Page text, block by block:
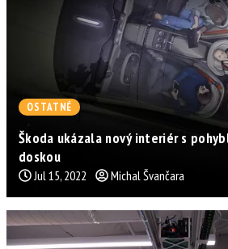
OSTATNÉ
Škoda ukázala nový interiér s
doskou
Jul 15, 2022 Michal Švančara